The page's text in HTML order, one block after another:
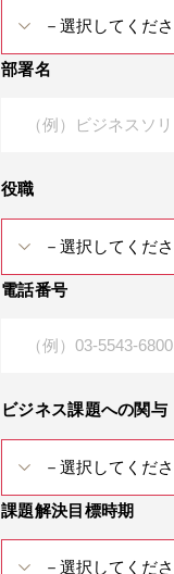
部署名
役職
電話番号
ビジネス課題への関与
課題解決目標時期